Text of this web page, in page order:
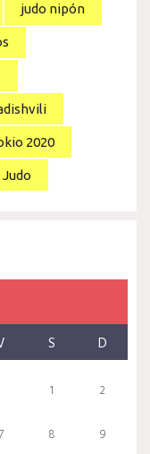
judo nipón
2020
S D
1 2
8 9